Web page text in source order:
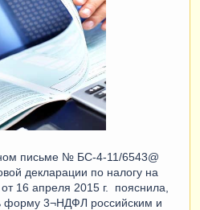
письме № БС-4-11/6543@
декларации по налогу на
16 апреля 2015 г. пояснила,
форму 3¬НДФЛ российским и